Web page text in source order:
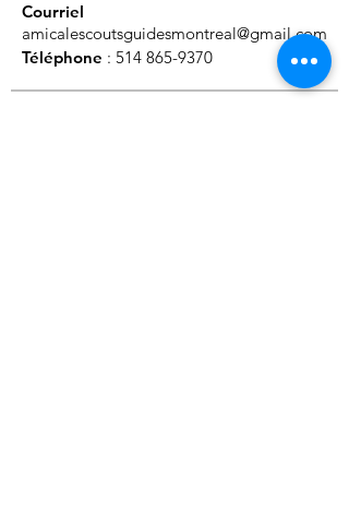
Courriel
amicalescoutsguidesmontreal@gmail.com
Téléphone : 514 865-9370